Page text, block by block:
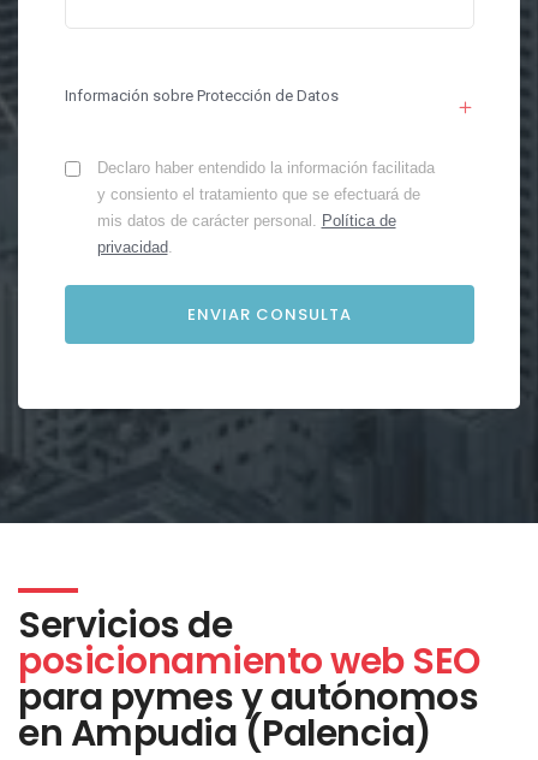
Información sobre Protección de Datos
Declaro haber entendido la información facilitada
y consiento el tratamiento que se efectuará de
mis datos de carácter personal. Política de
privacidad.
Servicios de
posicionamiento web SEO
para pymes y autónomos
en Ampudia (Palencia)